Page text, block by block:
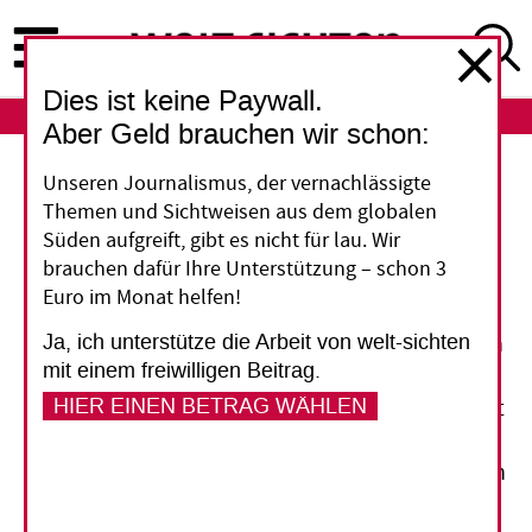
zum
Inhalt
ABO
Im Interesse der Chinesen
Peking versteht sich als treibende Kraft bei der
Ausarbeitung von neuen globalen
Entwicklungszielen. Die Regierung will damit
auch die Süd-Süd-Beziehungen stärken und sich
mehr außenpolitischen Rückhalt gegenüber
dem Druck aus dem Westen verschaffen. Sie tritt
das Recht auf Entwicklung nicht beeinträchtigen
Dies ist keine Paywall.
Aber Geld brauchen wir schon:
Unseren Journalismus, der vernachlässigte
Themen und Sichtweisen aus dem globalen
Süden aufgreift, gibt es nicht für lau. Wir
brauchen dafür Ihre Unterstützung – schon 3
Euro im Monat helfen!
Ja, ich unterstütze die Arbeit von welt-sichten
mit einem freiwilligen Beitrag.
HIER EINEN BETRAG WÄHLEN